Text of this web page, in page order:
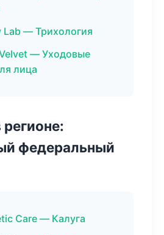
Lab — Трихология
— Уходовые
лица
федеральный
Care — Калуга